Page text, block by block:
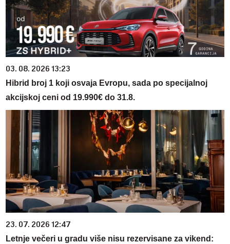
03. 08. 2026 13:23
Hibrid broj 1 koji osvaja Evropu, sada po specijalnoj
akcijskoj ceni od 19.990€ do 31.8.
23. 07. 2026 12:47
Letnje večeri u gradu više nisu rezervisane za vikend: